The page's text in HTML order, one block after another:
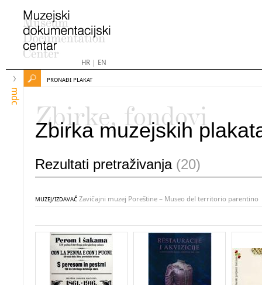
HR| EN
mdc
PRONAĐI PLAKAT
Zbirke, fondovi
Zbirka muzejskih
Rezultati pretraživanja (20)
MUZEJ/IZDAVAČ Zavičajni muzej Poreštine – Museo del territorio parentino